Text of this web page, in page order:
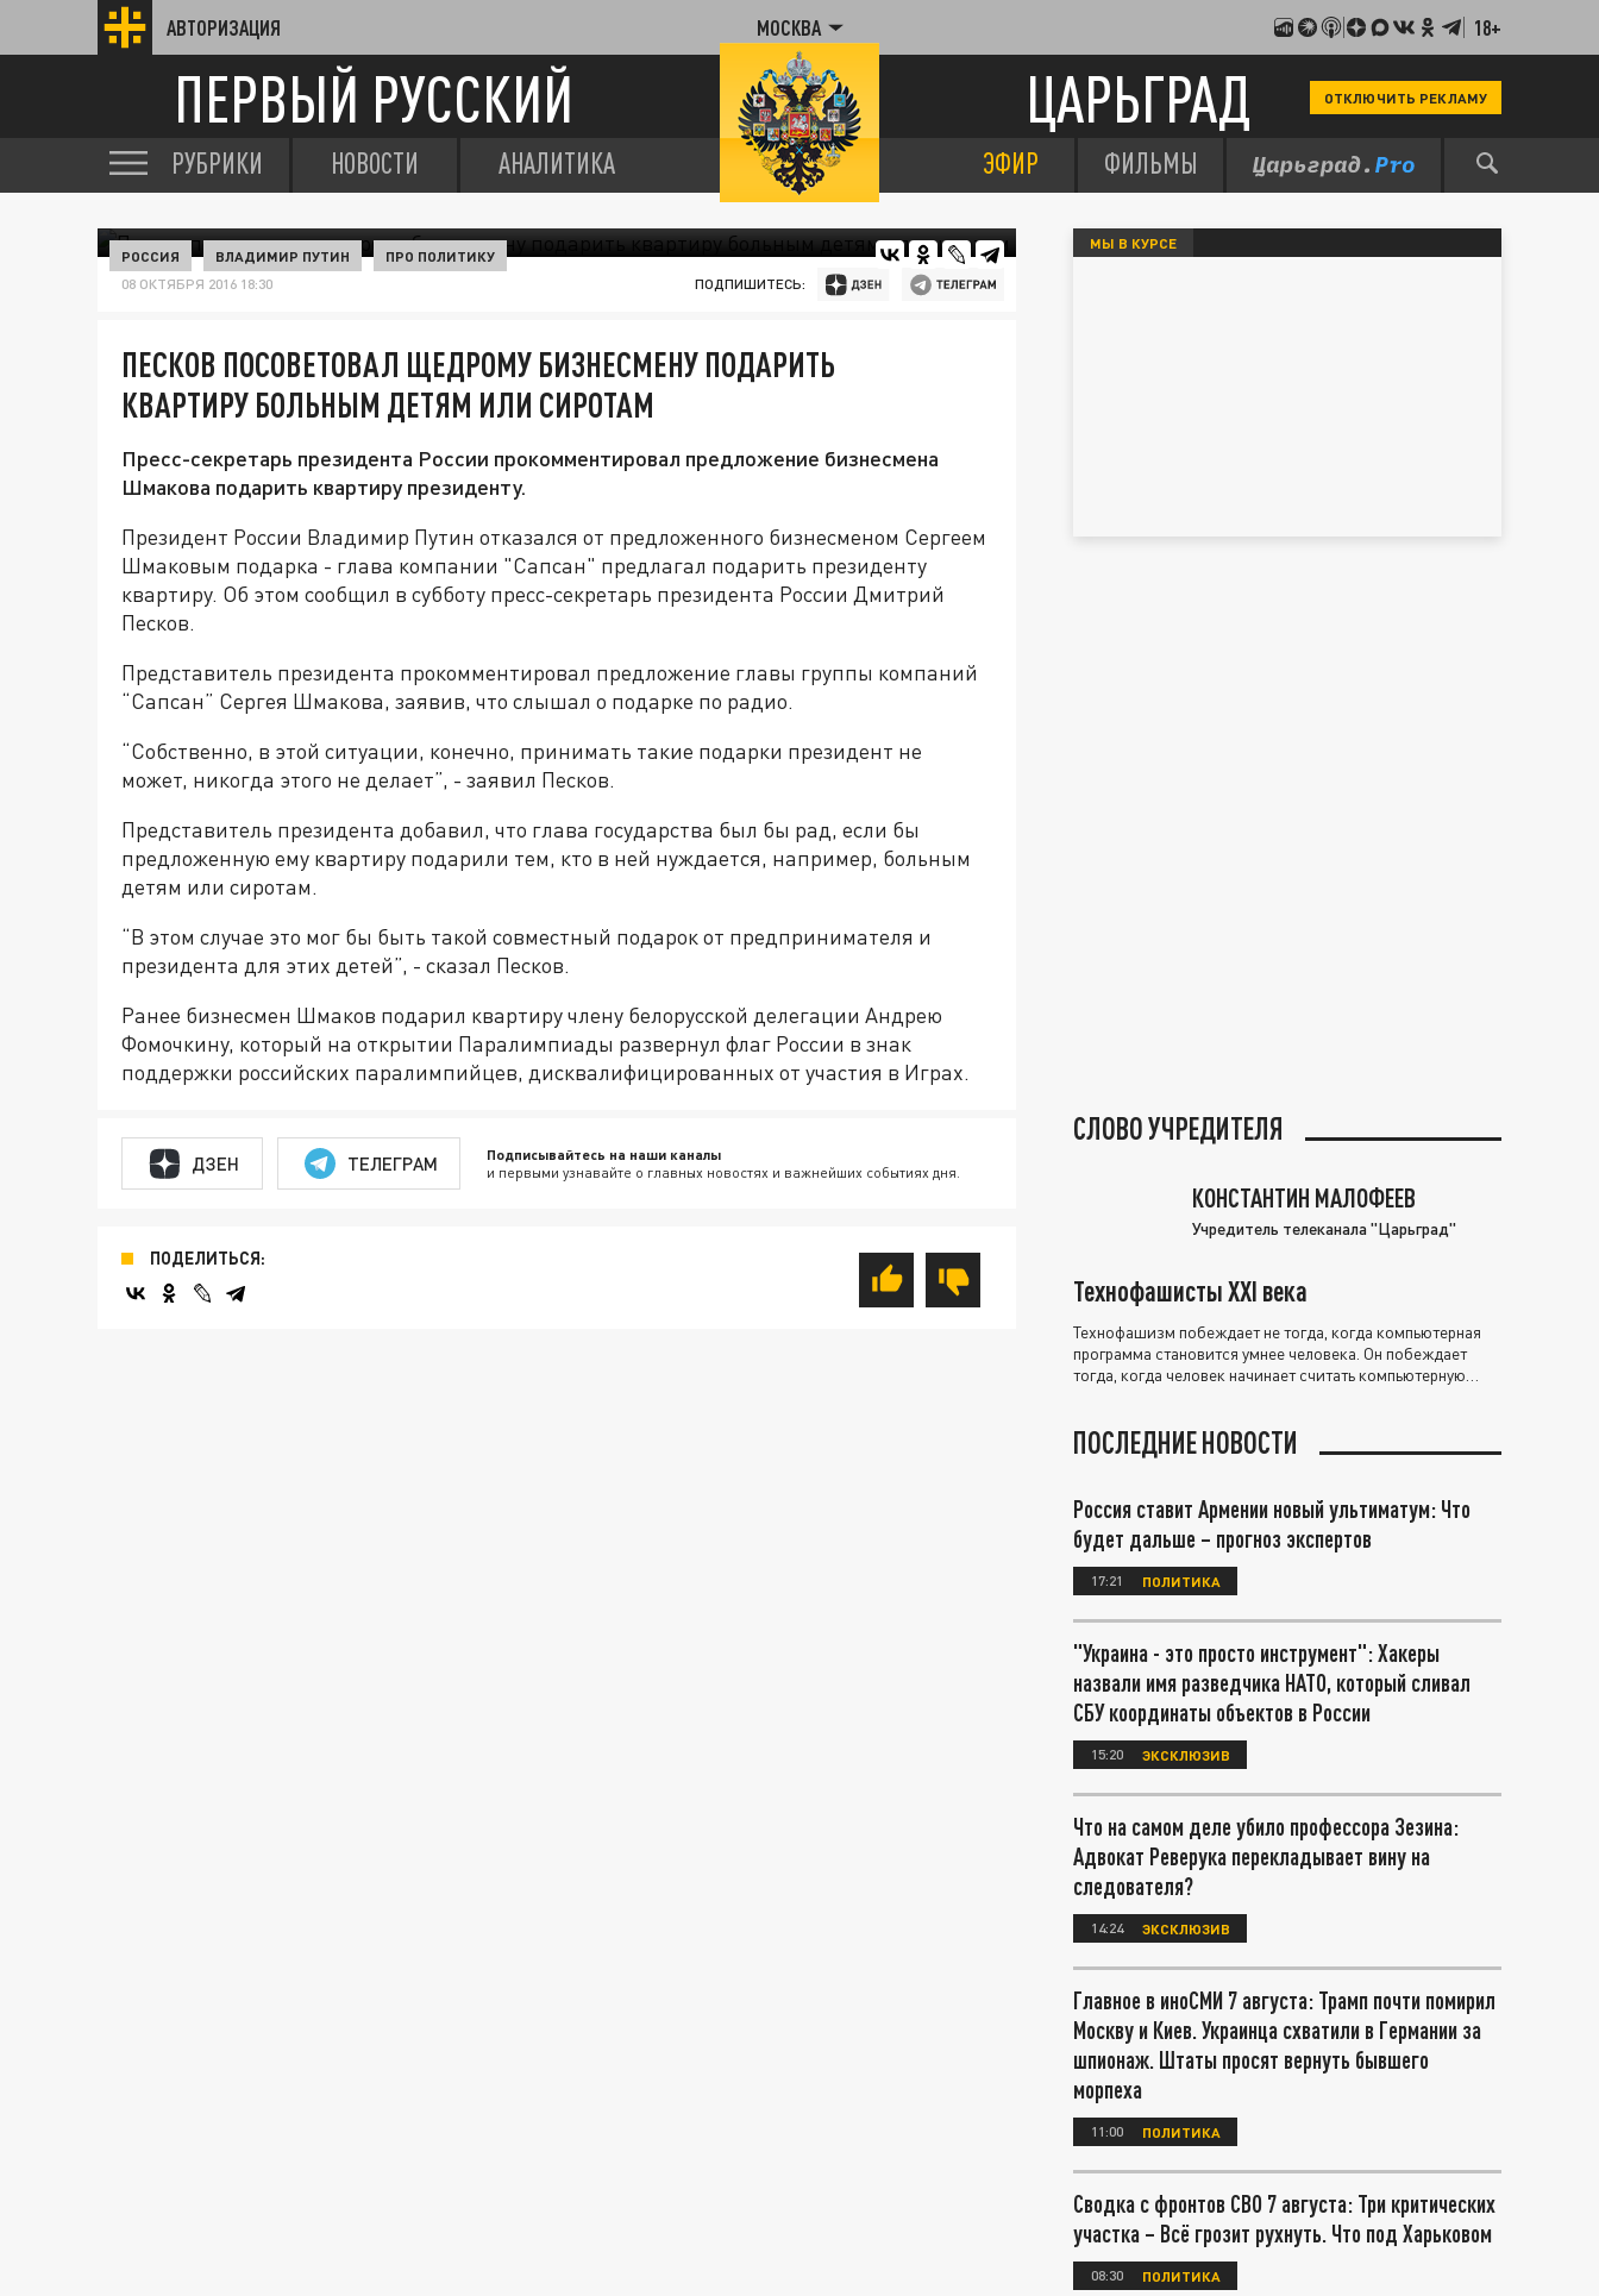
АВТОРИЗАЦИЯ МОСКВА 18+
ПЕРВЫЙ РУССКИЙ ЦАРЬГРАД ОТКЛЮЧИТЬ РЕКЛАМУ
РУБРИКИ НОВОСТИ АНАЛИТИКА ЭФИР ФИЛЬМЫ
РОССИЯ ВЛАДИМИР ПУТИН ПРО ПОЛИТИКУ
08 ОКТЯБРЯ 2016 18:30 ПОДПИШИТЕСЬ:
ПЕСКОВ ПОСОВЕТОВАЛ ЩЕДРОМУ БИЗНЕСМЕНУ ПОДАРИТЬ
КВАРТИРУ БОЛЬНЫМ ДЕТЯМ ИЛИ СИРОТАМ
Пресс-секретарь президента России прокомментировал предложение бизнесмена
Шмакова подарить квартиру президенту.
Президент России Владимир Путин отказался от предложенного бизнесменом Сергеем
Шмаковым подарка - глава компании "Сапсан" предлагал подарить президенту
квартиру. Об этом сообщил в субботу пресс-секретарь президента России Дмитрий
Песков.
Представитель президента прокомментировал предложение главы группы компаний
“Сапсан” Сергея Шмакова, заявив, что слышал о подарке по радио.
“Собственно, в этой ситуации, конечно, принимать такие подарки президент не
может, никогда этого не делает”, - заявил Песков.
Представитель президента добавил, что глава государства был бы рад, если бы
предложенную ему квартиру подарили тем, кто в ней нуждается, например, больным
детям или сиротам.
“В этом случае это мог бы быть такой совместный подарок от предпринимателя и
президента для этих детей”, - сказал Песков.
Ранее бизнесмен Шмаков подарил квартиру члену белорусской делегации Андрею
Фомочкину, который на открытии Паралимпиады развернул флаг России в знак
поддержки российских паралимпийцев, дисквалифицированных от участия в Играх.
ДЗЕН ТЕЛЕГРАМ Подписывайтесь на наши каналы
и первыми узнавайте о главных новостях и важнейших событиях дня.
ПОДЕЛИТЬСЯ:
МЫ В КУРСЕ
СЛОВО УЧРЕДИТЕЛЯ
КОНСТАНТИН МАЛОФЕЕВ
Учредитель телеканала "Царьград"
Технофашисты XXI века
Технофашизм побеждает не тогда, когда компьютерная
программа становится умнее человека. Он побеждает
тогда, когда человек начинает считать компьютерную
ПОСЛЕДНИЕ НОВОСТИ
Россия ставит Армении новый ультиматум: Что
будет дальше – прогноз экспертов
17:21 ПОЛИТИКА
"Украина - это просто инструмент": Хакеры
назвали имя разведчика НАТО, который сливал
СБУ координаты объектов в России
15:20 ЭКСКЛЮЗИВ
Что на самом деле убило профессора Зезина:
Адвокат Реверука перекладывает вину на
следователя?
14:24 ЭКСКЛЮЗИВ
Главное в иноСМИ 7 августа: Трамп почти помирил
Москву и Киев. Украинца схватили в Германии за
шпионаж. Штаты просят вернуть бывшего
морпеха
11:00 ПОЛИТИКА
Сводка с фронтов СВО 7 августа: Три критических
участка – Всё грозит рухнуть. Что под Харьковом
08:30 ПОЛИТИКА